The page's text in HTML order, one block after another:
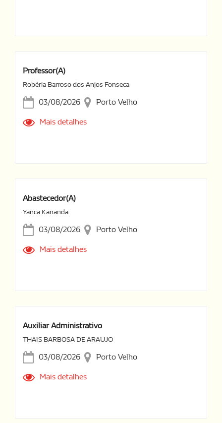
Professor(a)
Robéria Barroso dos Anjos Fonseca
03/08/2026 Porto Velho
Mais detalhes
Abastecedor(a)
Yanca Kananda
03/08/2026 Porto Velho
Mais detalhes
Auxiliar Administrativo
THAIS BARBOSA DE ARAUJO
03/08/2026 Porto Velho
Mais detalhes